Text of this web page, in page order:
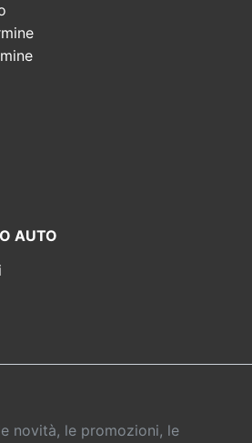
AUTO
novità, le promozioni, le